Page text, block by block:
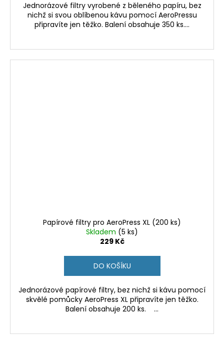
Jednorázové filtry vyrobené z běleného papíru, bez
nichž si svou oblíbenou kávu pomocí AeroPressu
připravíte jen těžko. Balení obsahuje 350 ks....
Papírové filtry pro AeroPress XL (200 ks)
Skladem (5 ks)
229 Kč
DO KOŠÍKU
Jednorázové papírové filtry, bez nichž si kávu pomocí
skvělé pomůcky AeroPress XL připravíte jen těžko.
Balení obsahuje 200 ks. ...